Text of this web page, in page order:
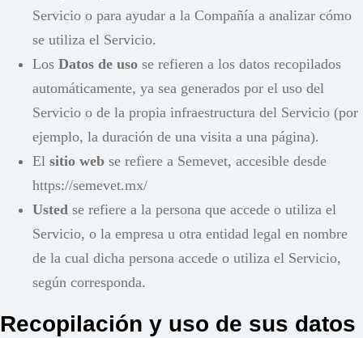
Servicio o para ayudar a la Compañía a analizar cómo
se utiliza el Servicio.
Los Datos de uso se refieren a los datos recopilados
automáticamente, ya sea generados por el uso del
Servicio o de la propia infraestructura del Servicio (por
ejemplo, la duración de una visita a una página).
El sitio web se refiere a Semevet, accesible desde
https://semevet.mx/
Usted se refiere a la persona que accede o utiliza el
Servicio, o la empresa u otra entidad legal en nombre
de la cual dicha persona accede o utiliza el Servicio,
según corresponda.
Recopilación y uso de sus datos